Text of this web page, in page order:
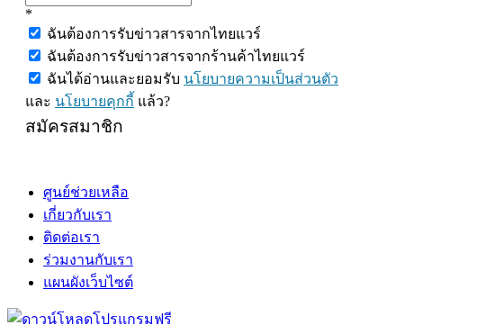
*
ฉันต้องการรับข่าวสารจากไทยแวร์
ฉันต้องการรับข่าวสารจากร้านค้าไทยแวร์
ฉันได้อ่านและยอมรับ นโยบายความเป็นส่วนตัว
และ นโยบายคุกกี้ แล้ว?
สมัครสมาชิก
ศูนย์ช่วยเหลือ
เกี่ยวกับเรา
ติดต่อเรา
ร่วมงานกับเรา
แผนผังเว็บไซต์